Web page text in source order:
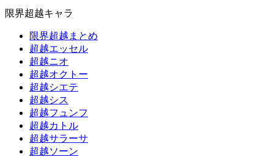
限界超越キャラ
限界超越まとめ
超越エッセル
超越ニオ
超越オクトー
超越シエテ
超越シス
超越フュンフ
超越カトル
超越サラーサ
超越ソーン